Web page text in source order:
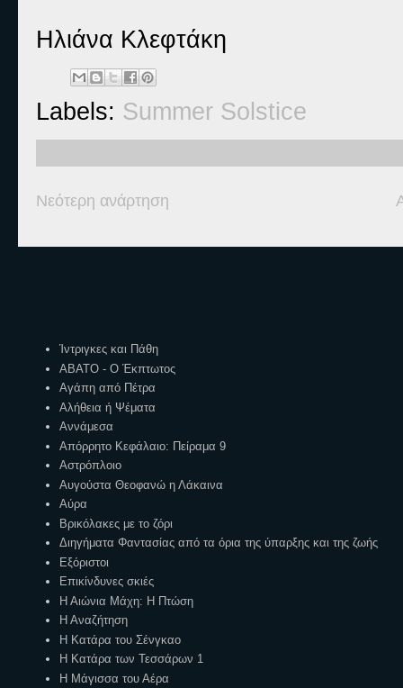
Ηλιάνα Κλεφτάκη
Labels: Summer Solstice
Νεότερη ανάρτηση
Ίντριγκες και Πάθη
ΑΒΑΤΟ - Ο Έκπτωτος
Αγάπη από Πέτρα
Αλήθεια ή Ψέματα
Αννάμεσα
Απόρρητο Κεφάλαιο: Πείραμα 9
Αστρόπλοιο
Αυγούστα Θεοφανώ η Λάκαινα
Αύρα
Βρικόλακες με το ζόρι
Διηγήματα Φαντασίας από τα όρια της ύπαρξης και της ζωής
Εξόριστοι
Επικίνδυνες σκιές
Η Αιώνια Μάχη: Η Πτώση
Η Αναζήτηση
Η Κατάρα του Σένγκαο
Η Κατάρα των Τεσσάρων 1
Η Μάγισσα του Αέρα